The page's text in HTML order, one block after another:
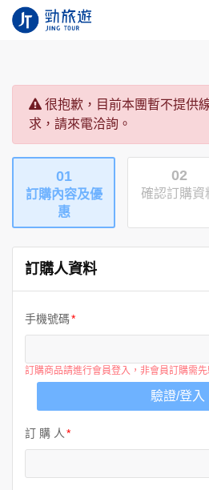
很抱歉，目前本團暫不提供
求，請來電洽詢。
01
訂購內容及優
惠
02
確認訂購資
訂購人資料
手機號碼
訂購商品請進行會員登入，非會員訂購需先
驗證/登入
訂 購 人